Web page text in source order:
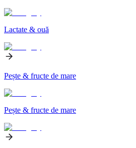
Lactate & ouă
Pește & fructe de mare
Pește & fructe de mare